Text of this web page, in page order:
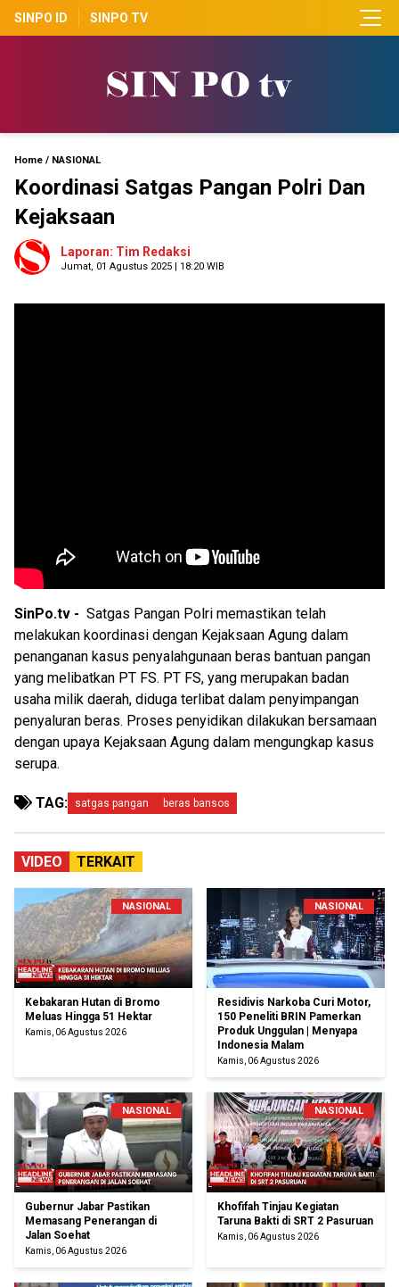
SINPO ID SINPO TV
Home / NASIONAL
Koordinasi Satgas Pangan Polri Dan
Kejaksaan
Laporan: Tim Redaksi
Jumat, 01 Agustus 2025 | 18:20 WIB
SinPo.tv - Satgas Pangan Polri memastikan telah
melakukan koordinasi dengan Kejaksaan Agung dalam
penanganan kasus penyalahgunaan beras bantuan pangan
yang melibatkan PT FS. PT FS, yang merupakan badan
usaha milik daerah, diduga terlibat dalam penyimpangan
penyaluran beras. Proses penyidikan dilakukan bersamaan
dengan upaya Kejaksaan Agung dalam mengungkap kasus
serupa.
TAG: satgas pangan beras bansos
VIDEO TERKAIT
NASIONAL
Kebakaran Hutan di Bromo
Meluas Hingga 51 Hektar
Kamis, 06 Agustus 2026
NASIONAL
Residivis Narkoba Curi Motor,
150 Peneliti BRIN Pamerkan
Produk Unggulan | Menyapa
Indonesia Malam
Kamis, 06 Agustus 2026
NASIONAL
Gubernur Jabar Pastikan
Memasang Penerangan di
Jalan Soehat
Kamis, 06 Agustus 2026
NASIONAL
Khofifah Tinjau Kegiatan
Taruna Bakti di SRT 2 Pasuruan
Kamis, 06 Agustus 2026